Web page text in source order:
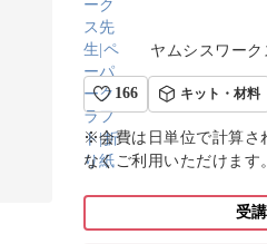
ヤムシスワーク
166 キット・材料
※会費は日単位で計算さ
なくご利用いただけます
受